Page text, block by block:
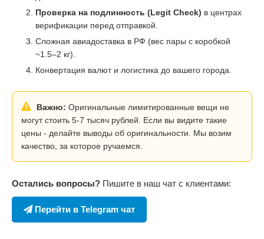
Проверка на подлинность (Legit Check) в центрах
верификации перед отправкой.
Сложная авиадоставка в РФ (вес пары с коробкой
~1.5–2 кг).
Конвертация валют и логистика до вашего города.
Важно: Оригинальные лимитированные вещи не
могут стоить 5-7 тысяч рублей. Если вы видите такие
цены - делайте выводы об оригинальности. Мы возим
качество, за которое ручаемся.
Остались вопросы? Пишите в наш чат с клиентами:
Перейти в Telegram чат